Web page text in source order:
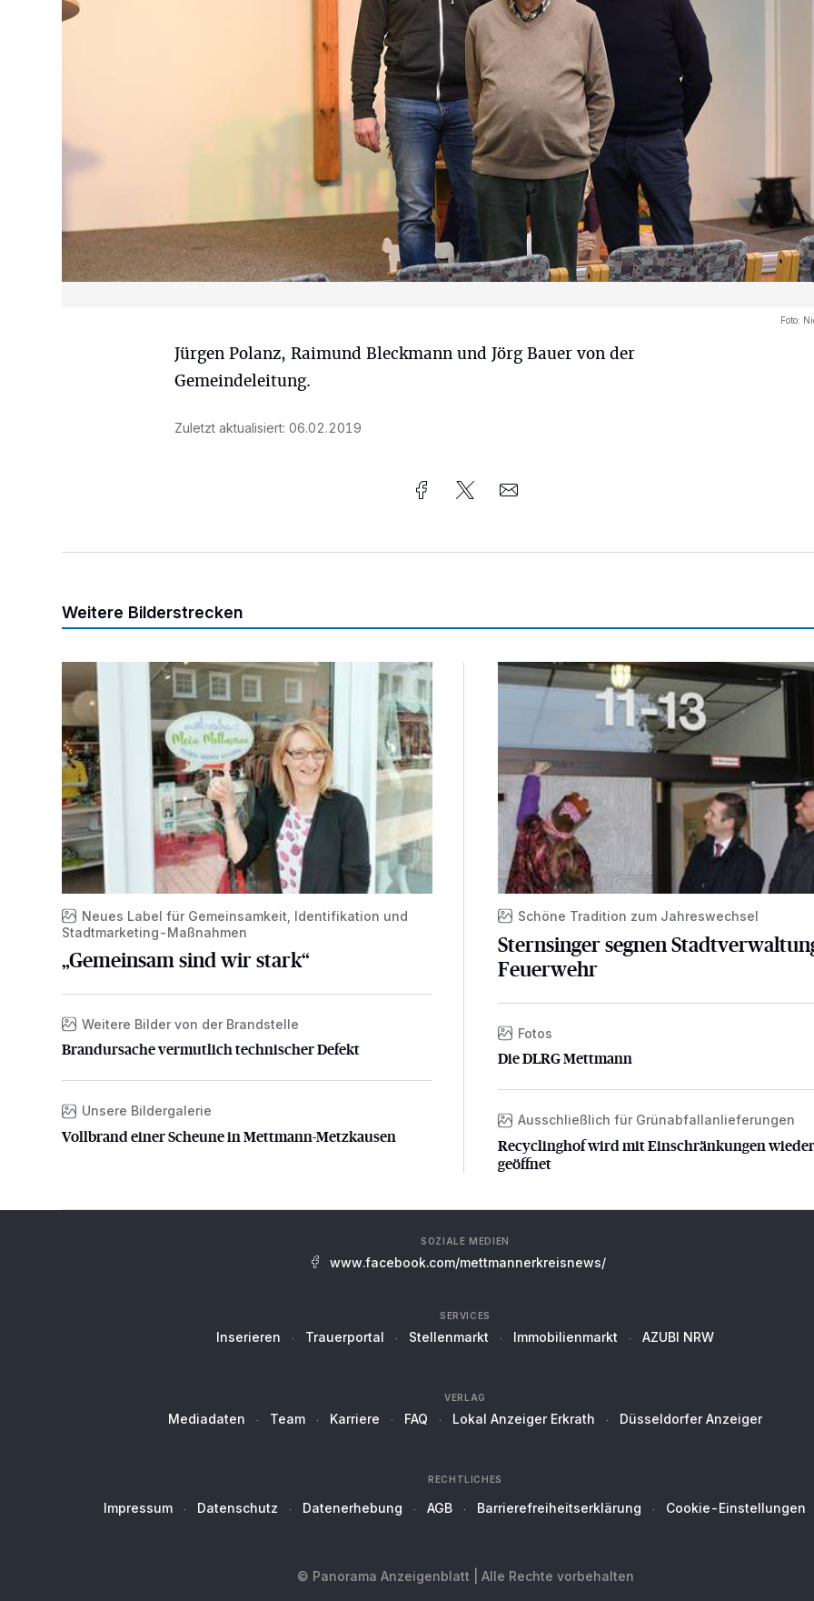
Foto:
Jürgen Polanz, Raimund Bleckmann und Jörg Bauer von der
Gemeindeleitung.
Zuletzt aktualisiert: 06.02.2019
Weitere Bilderstrecken
„Gemeinsam sind wir stark“
Neues Label für Gemeinsamkeit, Identifikation und
Stadtmarketing-Maßnahmen
„Gemeinsam sind wir stark“
Brandursache vermutlich technischer Defekt
Weitere Bilder von der Brandstelle
Brandursache vermutlich technischer Defekt
Vollbrand einer Scheune in Mettmann-Metzkausen
Unsere Bildergalerie
Vollbrand einer Scheune in Mettmann-Metzkausen
Sternsinger segnen Stadtverwaltung und
Schöne Tradition zum Jahreswechsel
Sternsinger segnen
Feuerwehr
Die DLRG Mettmann
Fotos
Die DLRG Mettmann
Recyclinghof wird mit Einschränkungen wieder
Ausschließlich für Grünabfallanlieferungen
Recyclinghof wird mit Einschränkungen wieder
geöffnet
SOZIALE MEDIEN
www.facebook.com/mettmannerkreisnews/
SERVICES
Inserieren Trauerportal Stellenmarkt Immobilienmarkt AZUBI NRW
VERLAG
Mediadaten Team Karriere FAQ Lokal Anzeiger Erkrath Düsseldorfer Anzeiger
RECHTLICHES
Impressum Datenschutz Datenerhebung AGB Barrierefreiheitserklärung Cookie-Einstellungen
© Panorama Anzeigenblatt | Alle Rechte vorbehalten